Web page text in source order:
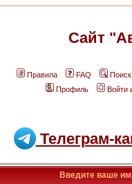
Сайт
Правила FAQ
Поиск
Профиль
Войти
Телеграм-
Введите ваше